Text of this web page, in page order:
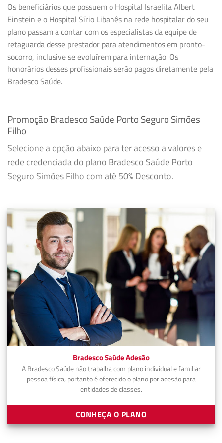
Os beneficiários que possuem o Hospital Israelita Albert
Einstein e o Hospital Sírio Libanês na rede hospitalar do seu
plano passam a contar com os especialistas da equipe de
retaguarda desse prestador para atendimentos em pronto-
socorro, inclusive se evoluírem para internação. Os
honorários desses profissionais serão pagos diretamente pela
Bradesco Saúde.
Promoção Bradesco Saúde Porto Seguro Simões
Filho
Selecione a opção abaixo para ter acesso a valores e
rede credenciada do plano Bradesco Saúde Porto
Seguro Simões Filho com até 50% Desconto.
Bradesco Saúde Adesão
A Bradesco Saúde não trabalha com plano individual e familiar
pessoa física, portanto é oferecido o plano por adesão para
entidades de classes.
CONHEÇA O PLANO